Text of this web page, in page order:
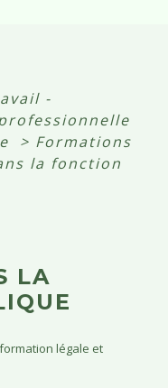
-
> Formations
la fonction
LA
légale et